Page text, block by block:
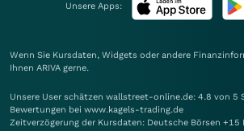
Unsere Apps:
Wenn Sie Kursdaten, Widgets oder andere
Ihnen ARIVA gerne.
Unsere User schätzen wallstreet-online.de: 4.8 von 5
Bewertungen bei www.kagels-trading.de
Zeitverzögerung der Kursdaten: Deutsche Börsen +15